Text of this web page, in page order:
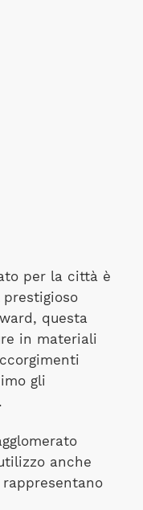
per la città è
questa
in materiali
gli
anche